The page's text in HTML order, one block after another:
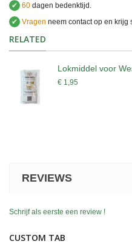
✔ 60 dagen bedenktijd.
✔ Vragen neem contact op en krijg
RELATED
Lokmiddel voor
€ 1,95
REVIEWS
Schrijf als eerste een review !
CUSTOM TAB